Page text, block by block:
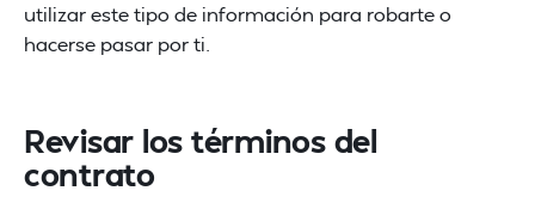
utilizar este tipo de información para robarte o
hacerse pasar por ti.
Revisar los términos del
contrato